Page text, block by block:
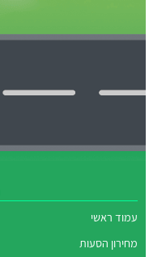
עמוד ראשי
מחירון הסעות